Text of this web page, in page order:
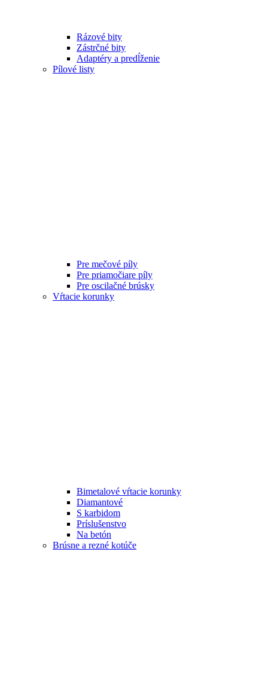
Rázové bity
Zástrčné bity
Adaptéry a predĺženie
Pílové listy
Pre mečové píly
Pre priamočiare píly
Pre oscilačné brúsky
Vŕtacie korunky
Bimetalové vŕtacie korunky
Diamantové
S karbidom
Príslušenstvo
Na betón
Brúsne a rezné kotúče